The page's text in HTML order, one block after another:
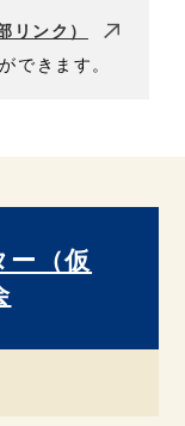
ンク）
できます。
ー（仮